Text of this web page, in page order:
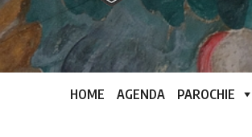
HOME AGENDA PAROCHIE